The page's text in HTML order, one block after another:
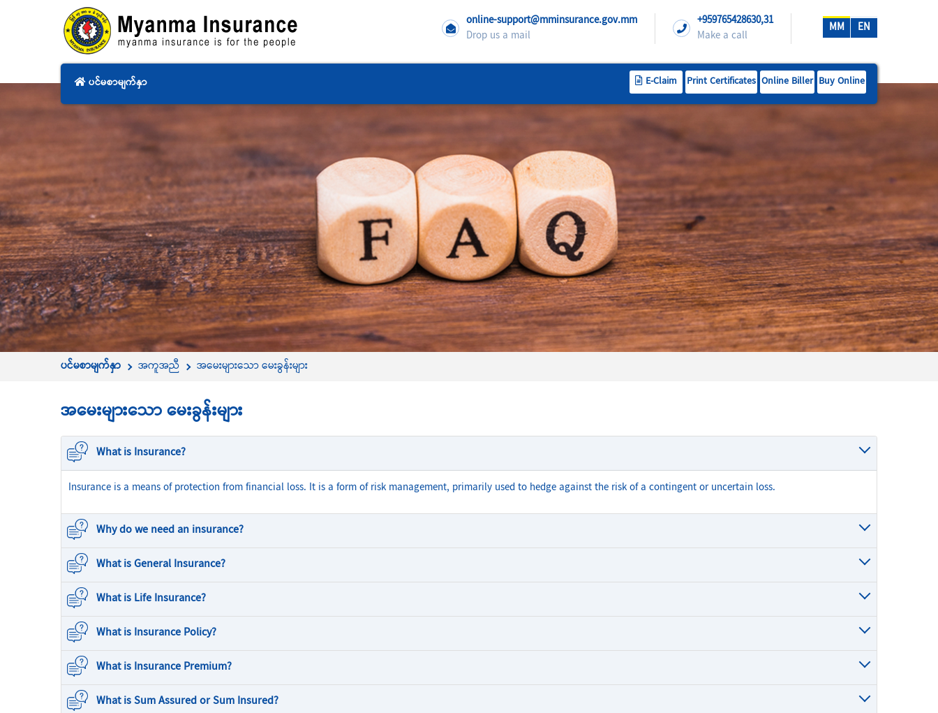
online-support@mminsurance.gov.mm
Drop us a mail
+959765428630,31
Make a call
EN
MM
ပင်မစာမျက်နှာ Buy Online
Online Biller
Print Certificates
E-Claim
ပင်မစာမျက်နှာ အကူအညီ အမေးများသော မေးခွန်းများ
အမေးများသော မေးခွန်းများ
What is Insurance?
Insurance is a means of protection from financial loss. It is a form of risk management, primarily used to hedge against the risk of a contingent or uncertain loss.
Why do we need an insurance?
What is General Insurance?
What is Life Insurance?
What is Insurance Policy?
What is Insurance Premium?
What is Sum Assured or Sum Insured?